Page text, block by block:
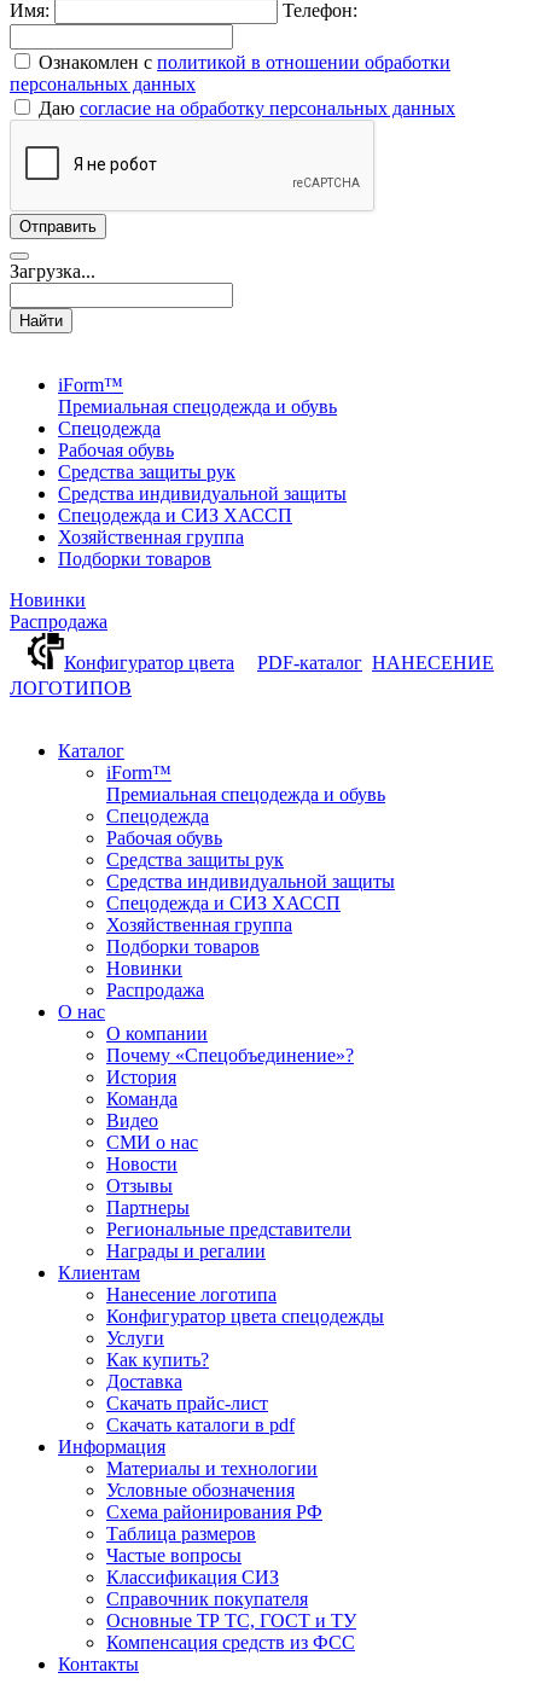
Имя: Телефон:
Ознакомлен с политикой в отношении обработки
персональных данных
Даю согласие на обработку персональных данных
Загрузка...
Найти
iForm™
Премиальная спецодежда и обувь
Спецодежда
Рабочая обувь
Средства защиты рук
Средства индивидуальной защиты
Спецодежда и СИЗ ХАССП
Хозяйственная группа
Подборки товаров
Новинки
Распродажа
Конфигуратор цвета
PDF-каталог НАНЕСЕНИЕ
ЛОГОТИПОВ
Каталог
iForm™
Премиальная спецодежда и обувь
Спецодежда
Рабочая обувь
Средства защиты рук
Средства индивидуальной защиты
Спецодежда и СИЗ ХАССП
Хозяйственная группа
Подборки товаров
Новинки
Распродажа
О нас
О компании
Почему «Спецобъединение»?
История
Команда
Видео
СМИ о нас
Новости
Отзывы
Партнеры
Региональные представители
Награды и регалии
Клиентам
Нанесение логотипа
Конфигуратор цвета спецодежды
Услуги
Как купить?
Доставка
Скачать прайс-лист
Скачать каталоги в pdf
Информация
Материалы и технологии
Условные обозначения
Схема районирования РФ
Таблица размеров
Частые вопросы
Классификация СИЗ
Справочник покупателя
Основные ТР ТС, ГОСТ и ТУ
Компенсация средств из ФСС
Контакты